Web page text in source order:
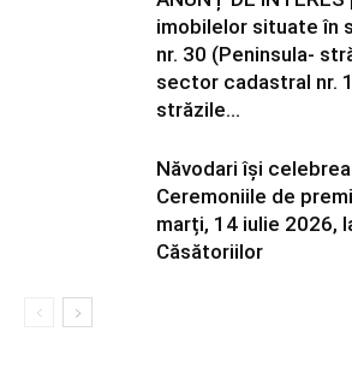
imobilelor situate în
nr. 30 (Peninsula-
sector cadastral nr.
străzile...
Năvodari își
Ceremoniile de
marți, 14 iulie 2026,
Căsătoriilor